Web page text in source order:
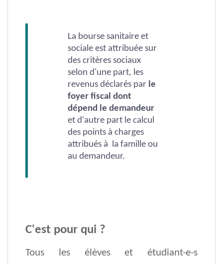
La bourse sanitaire et
sociale est attribuée sur
des critères sociaux
selon d'une part, les
revenus déclarés par le
foyer fiscal dont
dépend le demandeur
et d'autre part le calcul
des points à charges
attribués à la famille ou
au demandeur.
C'est pour qui ?
Tous les élèves et étudiant-e-s